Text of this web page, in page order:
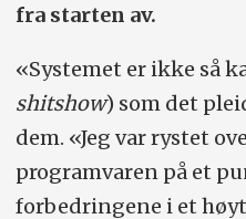
fra starten av.
«Systemet er ikke så
shitshow) som det
dem. «Jeg var rystet
programvaren på et
forbedringene i et